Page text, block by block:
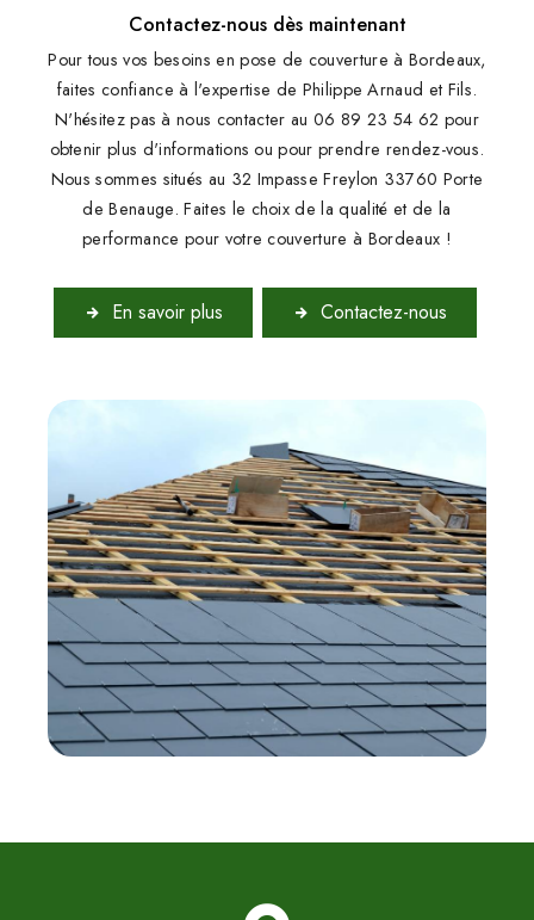
Contactez-nous dès maintenant
Pour tous vos besoins en pose de couverture à Bordeaux,
faites confiance à l'expertise de Philippe Arnaud et Fils.
N'hésitez pas à nous contacter au 06 89 23 54 62 pour
obtenir plus d'informations ou pour prendre rendez-vous.
Nous sommes situés au 32 Impasse Freylon 33760 Porte
de Benauge. Faites le choix de la qualité et de la
performance pour votre couverture à Bordeaux !
En savoir plus Contactez-nous